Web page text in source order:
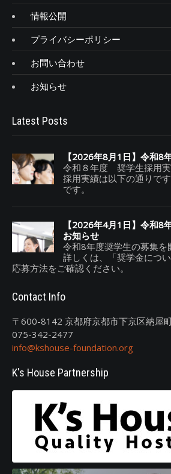
情報公開
プライバシーポリシー
お問い合わせ
お知らせ
Latest Posts
【2026年8月1日】令和
令和８年度 奨学生採用
採用実績は以下の通りで
です。
【2026年4月1日】令和8
お知らせ
令和8年度奨学生の募集を
詳しくは、「奨学金につ
応募方法をご確認ください。
Contact Info
〒600-8142 京都府京都市下京区納屋
075-342-2477
info@kshouse-foundation.org
K's House Partnership